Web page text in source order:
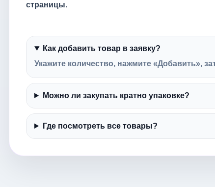
страницы.
Как добавить товар в заявку?
Укажите количество, нажмите «Добавить»,
Можно ли закупать кратно упаковке?
Где посмотреть все товары?